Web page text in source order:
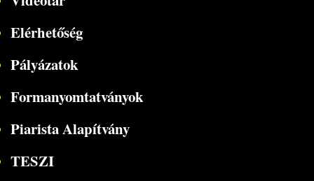
Elérhetőség
Pályázatok
Formanyomtatványok
Piarista Alapítvány
TESZI